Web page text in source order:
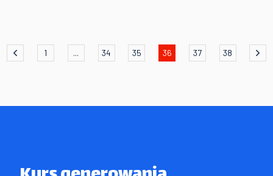
1 34 35 36 37 38
...